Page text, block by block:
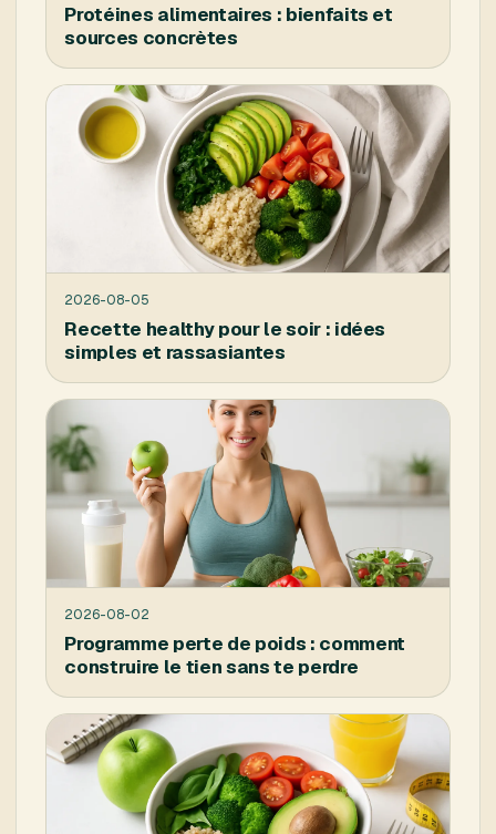
Protéines alimentaires : bienfaits et
sources concrètes
2026-08-05
Recette healthy pour le soir : idées
simples et rassasiantes
2026-08-02
Programme perte de poids : comment
construire le tien sans te perdre